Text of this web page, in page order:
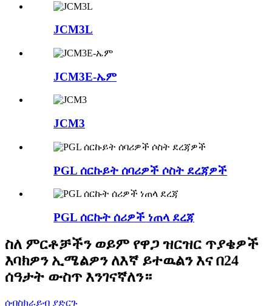
JCM3L
JCM3E-ኤም
JCM3
PGL ሰርኩይት ሰባሪዎች ሶስት ደረጃዎች
PGL ሰርኩት ሰሪዎች ነጠላ ደረጃ
ስለ ምርቶቻችን ወይም የዋጋ ዝርዝር ጥያቄዎች
እባክዎን ኢሜልዎን ለእኛ ይተዉልን እና በ24
ሰዓታት ውስጥ እንገናኛለን።
ሰብስክራይብ ያድርጉ